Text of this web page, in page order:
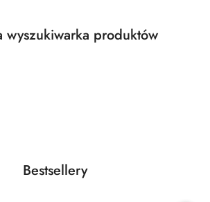
wyszukiwarka produktów
produktów
Produkty
Bestsellery